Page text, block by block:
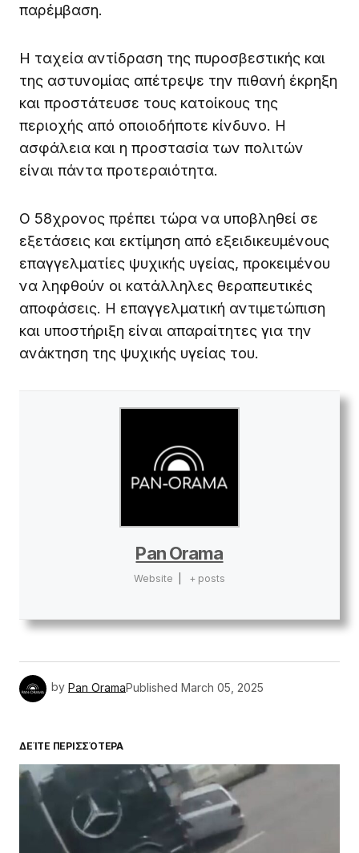
παρέμβαση.
Η ταχεία αντίδραση της πυροσβεστικής και
της αστυνομίας απέτρεψε την πιθανή έκρηξη
και προστάτευσε τους κατοίκους της
περιοχής από οποιοδήποτε κίνδυνο. Η
ασφάλεια και η προστασία των πολιτών
είναι πάντα προτεραιότητα.
Ο 58χρονος πρέπει τώρα να υποβληθεί σε
εξετάσεις και εκτίμηση από εξειδικευμένους
επαγγελματίες ψυχικής υγείας, προκειμένου
να ληφθούν οι κατάλληλες θεραπευτικές
αποφάσεις. Η επαγγελματική αντιμετώπιση
και υποστήριξη είναι απαραίτητες για την
ανάκτηση της ψυχικής υγείας του.
Pan Orama
Website + posts
by Pan OramaPublished March 05, 2025
ΔΕΊΤΕ ΠΕΡΙΣΣΌΤΕΡΑ